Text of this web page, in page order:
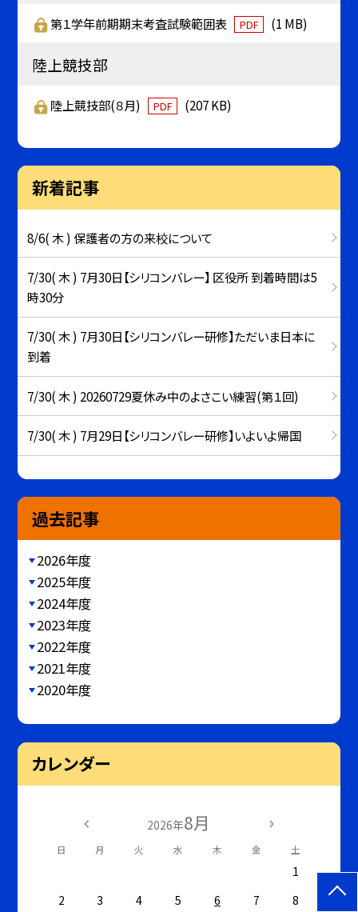
第１学年前期期末考査試験範囲表 PDF (1 MB)
陸上競技部
陸上競技部(８月) PDF (207 KB)
新着記事
8/6( 木 ) 保護者の方の来校について
7/30( 木 ) 7月30日【シリコンバレー】 区役所 到着時間は5
時30分
7/30( 木 ) 7月30日【シリコンバレー研修】ただいま日本に
到着
7/30( 木 ) 20260729夏休み中のよさこい練習(第１回)
7/30( 木 ) 7月29日【シリコンバレー研修】いよいよ帰国
過去記事
2026年度
2025年度
2024年度
2023年度
2022年度
2021年度
2020年度
カレンダー
2026年8月
日 月 火 水 木 金 土
1
2
3 4 5 6 7 8